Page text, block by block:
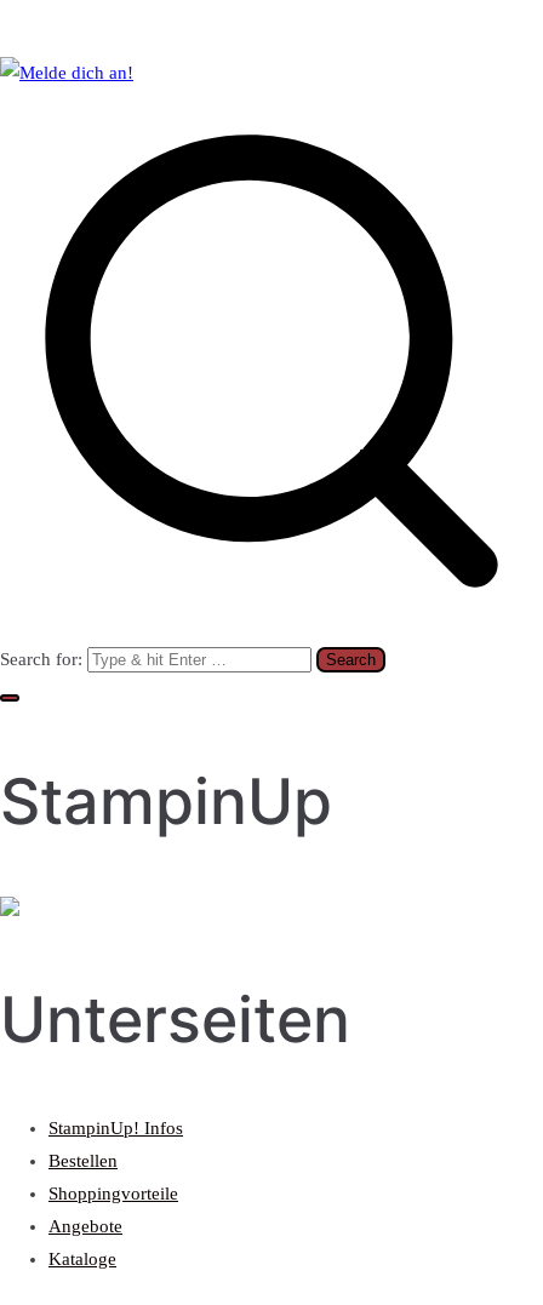
Search for:
StampinUp
Unterseiten
StampinUp! Infos
Bestellen
Shoppingvorteile
Angebote
Kataloge